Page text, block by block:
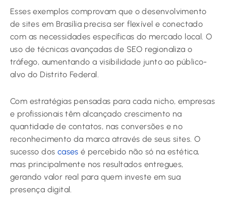
Esses exemplos comprovam que o desenvolvimento
de sites em Brasília precisa ser flexível e conectado
com as necessidades específicas do mercado local. O
uso de técnicas avançadas de SEO regionaliza o
tráfego, aumentando a visibilidade junto ao público-
alvo do Distrito Federal.
Com estratégias pensadas para cada nicho, empresas
e profissionais têm alcançado crescimento na
quantidade de contatos, nas conversões e no
reconhecimento da marca através de seus sites. O
sucesso dos cases é percebido não só na estética,
mas principalmente nos resultados entregues,
gerando valor real para quem investe em sua
presença digital.